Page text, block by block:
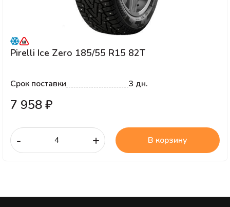
Pirelli Ice Zero 185/55 R15 82T
Срок поставки 3 дн.
7 958 ₽
- + В корзину